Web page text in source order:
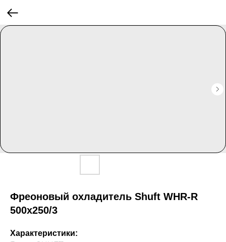
Фреоновый охладитель Shuft WHR-R
500х250/3
Характеристики: